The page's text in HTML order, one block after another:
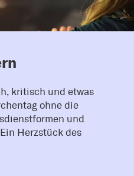
kritisch und etwas
ohne die
und
Herzstück des